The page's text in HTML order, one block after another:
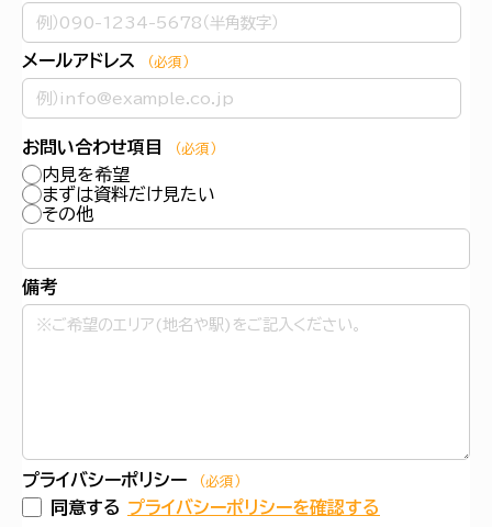
メールアドレス （必須）
お問い合わせ項目 （必須）
内見を希望
まずは資料だけ見たい
その他
備考
プライバシーポリシー （必須）
同意する プライバシーポリシーを確認する